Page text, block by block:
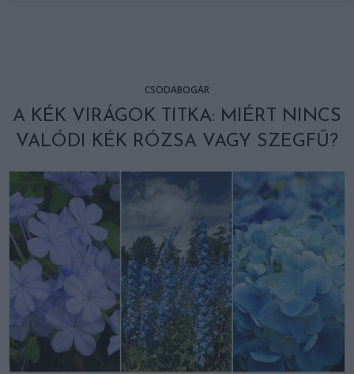
CSODABOGÁR
A KÉK VIRÁGOK TITKA: MIÉRT NINCS
VALÓDI KÉK RÓZSA VAGY SZEGFŰ?